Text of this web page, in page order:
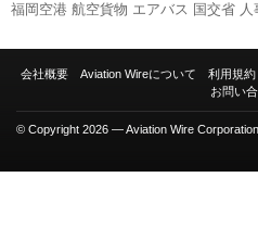
福岡空港 航空貨物 エアバス 国交省 人
737NG 旅客数 ANAホールディングス
会社概要 Aviation Wireについて 利用規約
お問い
© Copyright 2026 — Aviation Wire